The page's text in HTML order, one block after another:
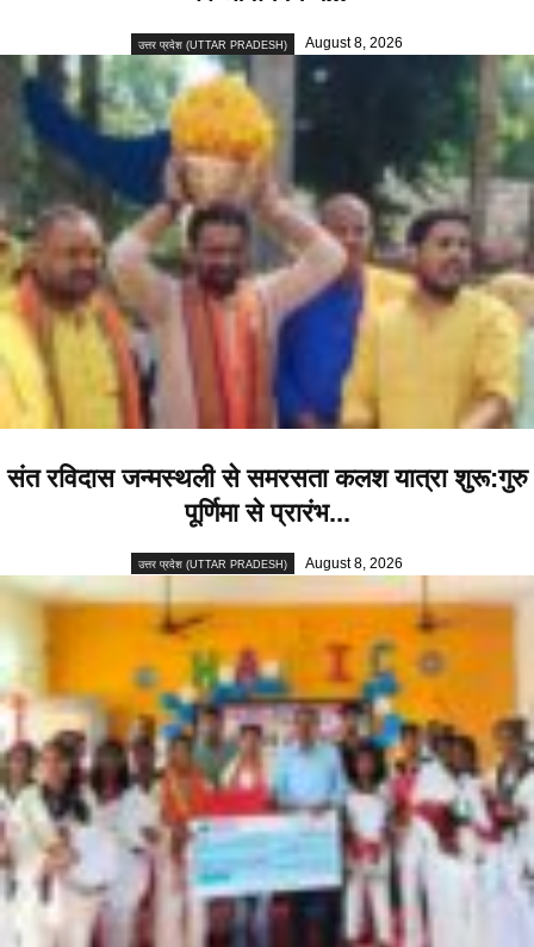
उत्तर प्रदेश (UTTAR PRADESH) August 8, 2026
संत रविदास जन्मस्थली से समरसता कलश यात्रा शुरू:गुरु
पूर्णिमा से प्रारंभ...
उत्तर प्रदेश (UTTAR PRADESH) August 8, 2026